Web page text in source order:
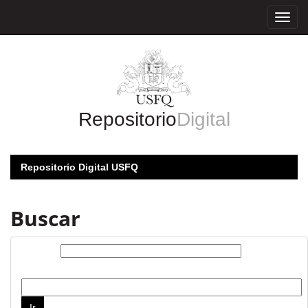
RepositorioDigital
Repositorio Digital USFQ
Buscar